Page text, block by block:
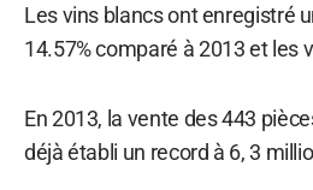
Les vins blancs ont enregistré
14.57% comparé à 2013 et les
En 2013, la vente des 443
déjà établi un record à 6, 3